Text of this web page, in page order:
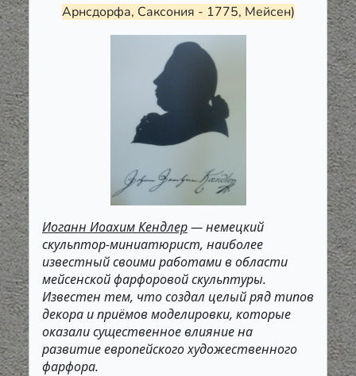
Арнсдорфа, Саксония - 1775, Мейсен)
Иоганн Иоахим Кендлер— немецкий
скульптор-миниатюрист, наиболее
известный своими работами в области
мейсенской фарфоровой скульптуры.
Известен тем, что создал целый ряд типов
декора и приёмов моделировки, которые
оказали существенное влияние на
развитие европейского художественного
фарфора.